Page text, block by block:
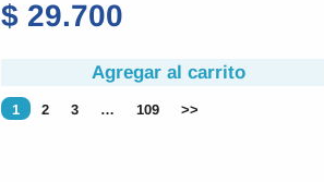
$29.700
Agregar al carrito
1 2 3 … 109 >>